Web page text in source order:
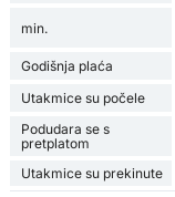
min.
Godišnja plaća
Utakmice su počele
Podudara se s
pretplatom
Utakmice su prekinute